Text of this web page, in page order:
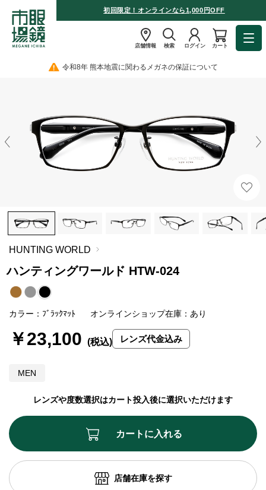
初回限定！オンラインなら1,000円OFF
店舗情報 検索 ログイン カート
令和8年 熊本地震に関わるメガネの保証について
HUNTING WORLD
ハンティングワールド HTW-024
MEN
カラー：ﾌﾞﾗｯｸﾏｯﾄ オンラインショップ在庫：あり
レンズや度数選択はカート投入後に選択いただけます
￥23,100 レンズ代金込み
カートに入れる
店舗在庫を探す